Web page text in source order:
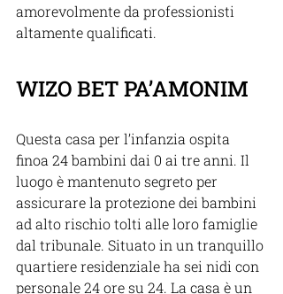
amorevolmente da professionisti
altamente qualificati.
WIZO BET PA’AMONIM
Questa casa per l’infanzia ospita
finoa 24 bambini dai 0 ai tre anni. Il
luogo è mantenuto segreto per
assicurare la protezione dei bambini
ad alto rischio tolti alle loro famiglie
dal tribunale. Situato in un tranquillo
quartiere residenziale ha sei nidi con
personale 24 ore su 24. La casa è un